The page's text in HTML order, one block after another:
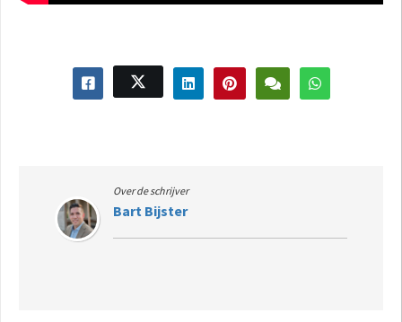
Over de schrijver
Bart Bijster